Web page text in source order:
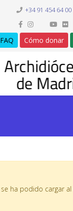
+34 91 454 64 00
Cómo donar
se ha podido cargar